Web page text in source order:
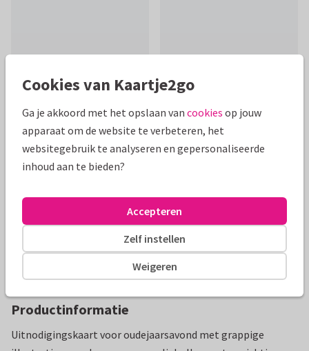
Mooie extra's bij je kaart
Productinformatie
Uitnodigingskaart voor oudejaarsavond met grappige
Cookies van Kaartje2go
Ga je akkoord met het opslaan van cookies op jouw
apparaat om de website te verbeteren, het
websitegebruik te analyseren en gepersonaliseerde
inhoud aan te bieden?
Weigeren
Zelf instellen
Accepteren